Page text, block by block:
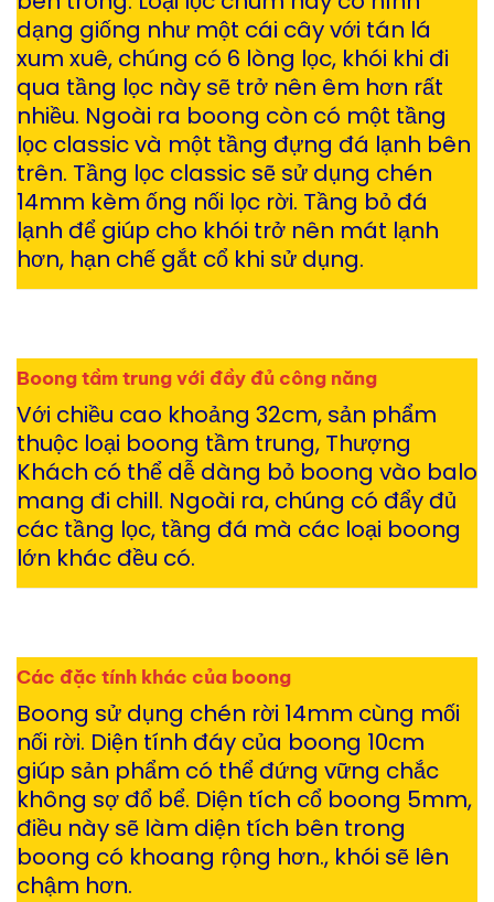
dạng giống như một cái cây với tán lá
xum xuê, chúng có 6 lòng lọc, khói khi đi
qua tầng lọc này sẽ trở nên êm hơn rất
nhiều. Ngoài ra boong còn có một tầng
lọc classic và một tầng đựng đá lạnh bên
trên. Tầng lọc classic sẽ sử dụng chén
14mm kèm ống nối lọc rời. Tầng bỏ đá
lạnh để giúp cho khói trở nên mát lạnh
hơn, hạn chế gắt cổ khi sử dụng.
Boong tầm trung với đầy đủ công năng
Với chiều cao khoảng 32cm, sản phẩm
thuộc loại boong tầm trung, Thượng
Khách có thể dễ dàng bỏ boong vào balo
mang đi chill. Ngoài ra, chúng có đẩy đủ
các tầng lọc, tầng đá mà các loại boong
lớn khác đều có.
Các đặc tính khác của boong
Boong sử dụng chén rời 14mm cùng mối
nối rời. Diện tính đáy của boong 10cm
giúp sản phẩm có thể đứng vững chắc
không sợ đổ bể. Diện tích cổ boong 5mm,
điều này sẽ làm diện tích bên trong
boong có khoang rộng hơn., khói sẽ lên
chậm hơn.